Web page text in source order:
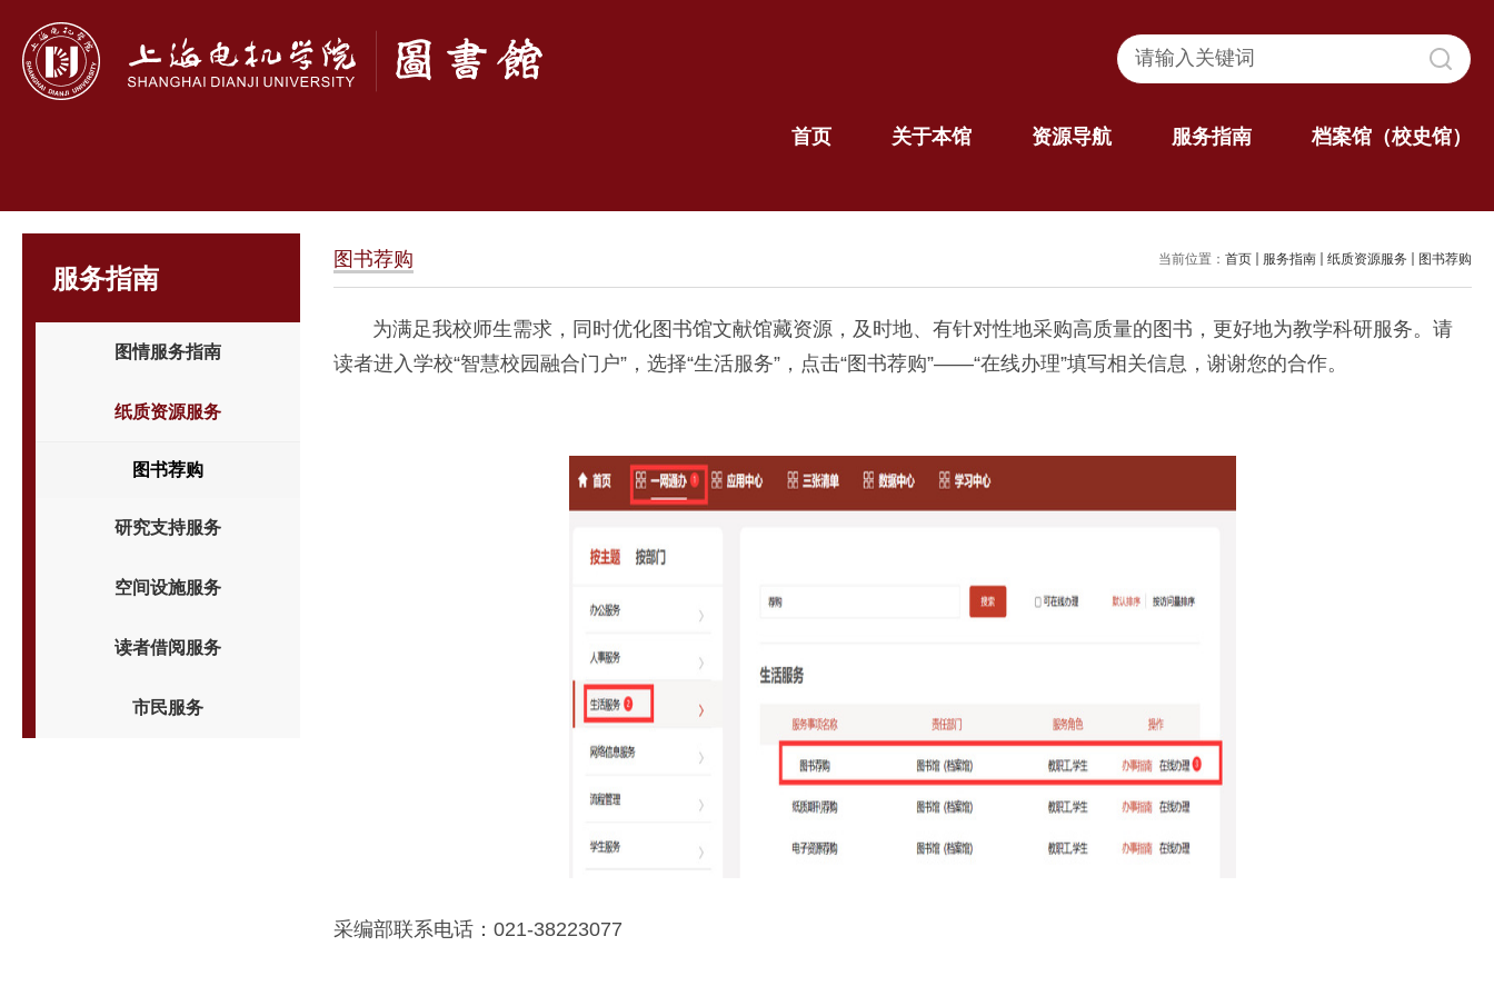
首页 关于本馆 资源导航 服务指南 档案馆（校史馆）
服务指南
图情服务指南
纸质资源服务
图书荐购
研究支持服务
空间设施服务
读者借阅服务
市民服务
当前位置： 首页 服务指南 纸质资源服务 图书荐购
图书荐购
为满足我校师生需求，同时优化图书馆文献馆藏资源，及时地、有针对性地采购高质量的图书，更好地为教学科研服务。请
读者进入学校“智慧校园融合门户”，选择“生活服务”，点击“图书荐购”——“在线办理”填写相关信息，谢谢您的合作。
采编部联系电话： 021-38223077